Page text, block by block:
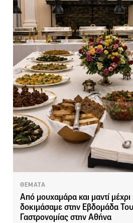
ΘΕΜΑΤΑ
Από μουχαμάρα και μαντί
δοκιμάσαμε στην Εβδομάδα
Γαστρονομίας στην Αθήνα